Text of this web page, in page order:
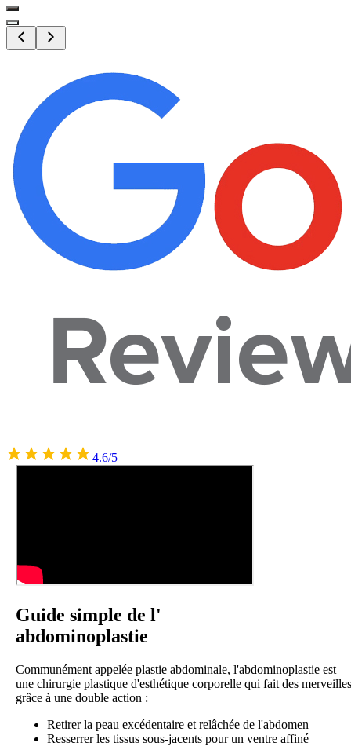
4.6/5
Guide simple de l'
abdominoplastie
Communément appelée plastie abdominale, l'abdominoplastie est
une chirurgie plastique d'esthétique corporelle qui fait des merveilles
grâce à une double action :
Retirer la peau excédentaire et relâchée de l'abdomen
Resserrer les tissus sous-jacents pour un ventre affiné